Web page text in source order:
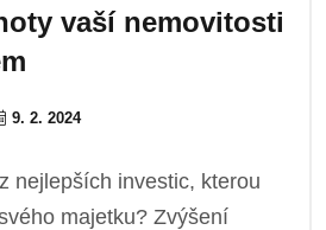
vaší nemovitosti
9. 2. 2024
nejlepších investic, kterou
majetku? Zvýšení